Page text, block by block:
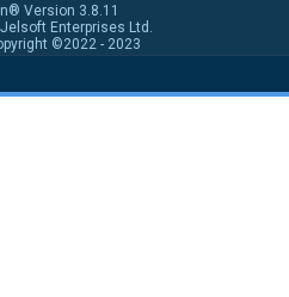
Version 3.8.11
Enterprises Ltd.
©2022 - 2023